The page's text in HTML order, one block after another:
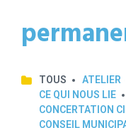
TOUS ATELIER
CE QUI NOUS LIE
CONCERTATION
CONSEIL